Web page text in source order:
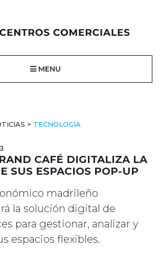
MENU
> TECNOLOGÍA
CAFÉ DIGITALIZA LA
SUS ESPACIOS POP-UP
madrileño
la solución digital de
para gestionar, analizar y
espacios flexibles.